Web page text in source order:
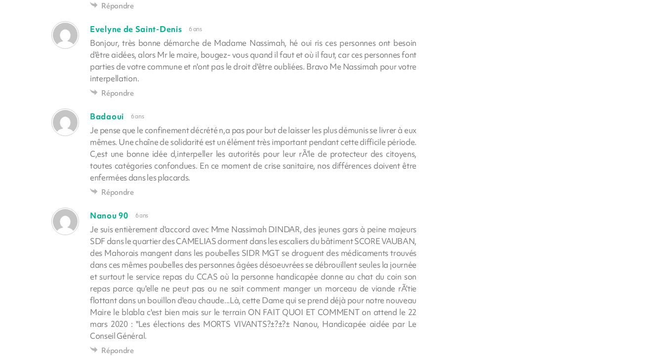
Répondre
Evelyne de Saint-Denis 6 ans
Bonjour, très bonne démarche de Madame Nassimah, hé oui ris ces personnes ont besoin
d'être aidées, alors Mr le maire, bougez- vous quand il faut et où il faut, car ces personnes font
parties de votre commune et n'ont pas le droit d'être oubliées. Bravo Me Nassimah pour votre
interpellation.
Répondre
Badaoui 6 ans
Je pense que le confinement décrété n,a pas pour but de laisser les plus démunis se livrer à eux
mêmes. Une chaîne de solidarité est un élément très important pendant cette difficile période.
C,est une bonne idée d,interpeller les autorités pour leur rÃ'le de protecteur des citoyens,
toutes catégories confondues. En ce moment de crise sanitaire, nos différences doivent être
enfermées dans les placards.
Répondre
Nanou 90 6 ans
Je suis entièrement d'accord avec Mme Nassimah DINDAR, des jeunes gars à peine majeurs
SDF dans le quartier des CAMELIAS dorment dans les escaliers du bâtiment SCORE VAUBAN,
des Mahorais mangent dans les poubelles SIDR MGT se droguent des médicaments trouvés
dans ces mêmes poubelles des personnes âgées désoeuvrées se débrouillent seules la journée
et surtout le service repas du CCAS où la personne handicapée donne au chat du coin son
repas parce qu'elle ne peut pas ou ne sait comment manger un morceau de viande rÃ'tie
flottant dans un bouillon d'eau chaude...Là, cette Dame qui se prend déjà pour notre nouveau
Maire le blabla c'est bien mais sur le terrain ON FAIT QUOI ET COMMENT on attend le 22
mars 2020 : "Les élections des MORTS VIVANTS?±?±?± Nanou, Handicapée aidée par Le
Conseil Général.
Répondre